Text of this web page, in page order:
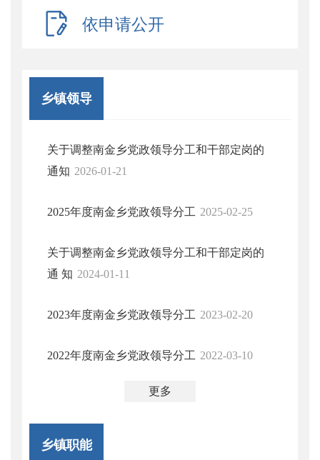
依申请公开
乡镇领导
关于调整南金乡党政领导分工和干部定岗的
通知 2026-01-21
2025年度南金乡党政领导分工 2025-02-25
关于调整南金乡党政领导分工和干部定岗的
通 知 2024-01-11
2023年度南金乡党政领导分工 2023-02-20
2022年度南金乡党政领导分工 2022-03-10
更多
乡镇职能